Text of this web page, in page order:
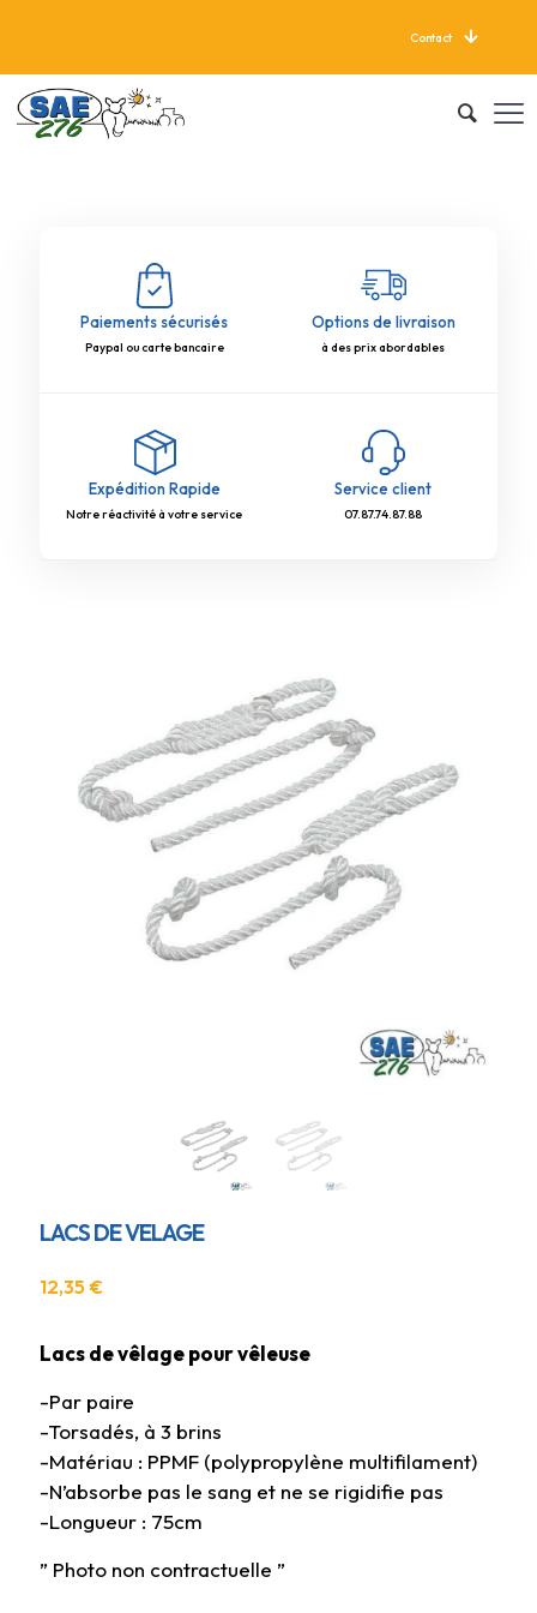
Paiements sécurisés
Paypal ou carte bancaire
Options de livraison
à des prix abordables
Expédition Rapide
Notre réactivité à votre service
Service client
07.87.74.87.88
LACS DE VELAGE
12,35 €
Lacs de vêlage pour vêleuse
-Par paire
-Torsadés, à 3 brins
-Matériau : PPMF (polypropylène multifilament)
-N’absorbe pas le sang et ne se rigidifie pas
-Longueur : 75cm
” Photo non contractuelle ”